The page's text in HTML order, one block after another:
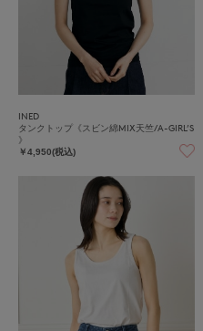
INED
タンクトップ《スビン綿MIX天竺/A-GIRL’S
》
￥4,950(税込)